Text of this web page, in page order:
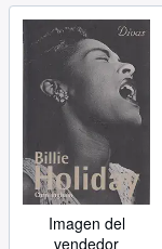
Imagen del
vendedor